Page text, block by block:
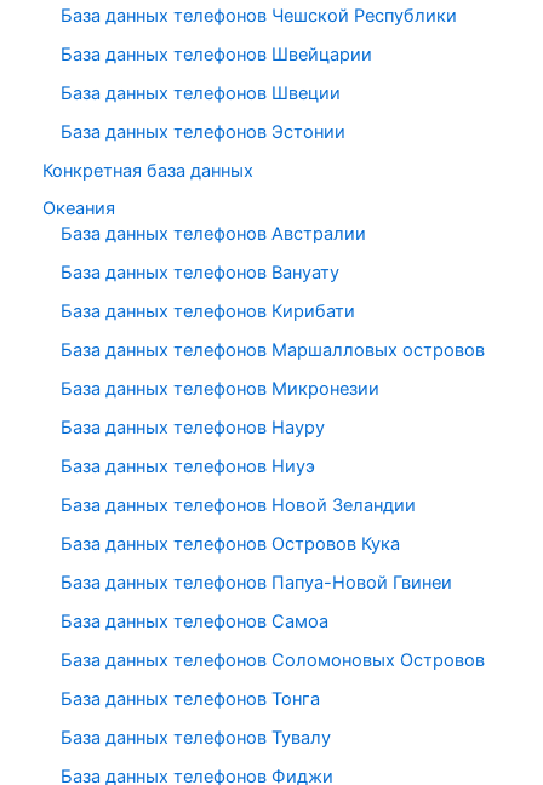
База данных телефонов Чешской Республики
База данных телефонов Швейцарии
База данных телефонов Швеции
База данных телефонов Эстонии
Конкретная база данных
Океания
База данных телефонов Австралии
База данных телефонов Вануату
База данных телефонов Кирибати
База данных телефонов Маршалловых островов
База данных телефонов Микронезии
База данных телефонов Науру
База данных телефонов Ниуэ
База данных телефонов Новой Зеландии
База данных телефонов Островов Кука
База данных телефонов Папуа-Новой Гвинеи
База данных телефонов Самоа
База данных телефонов Соломоновых Островов
База данных телефонов Тонга
База данных телефонов Тувалу
База данных телефонов Фиджи